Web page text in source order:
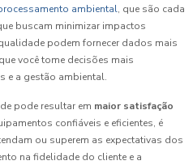
ambiental, que são cada
buscam minimizar impactos
podem fornecer dados mais
você tome decisões mais
e a gestão ambiental.
pode resultar em maior satisfação
confiáveis e eficientes, é
ou superem as expectativas dos
na fidelidade do cliente e a